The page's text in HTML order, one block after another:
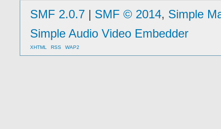
SMF 2.0.7 | SMF © 2014, Simple
Simple Audio Video Embedder
XHTML RSS WAP2